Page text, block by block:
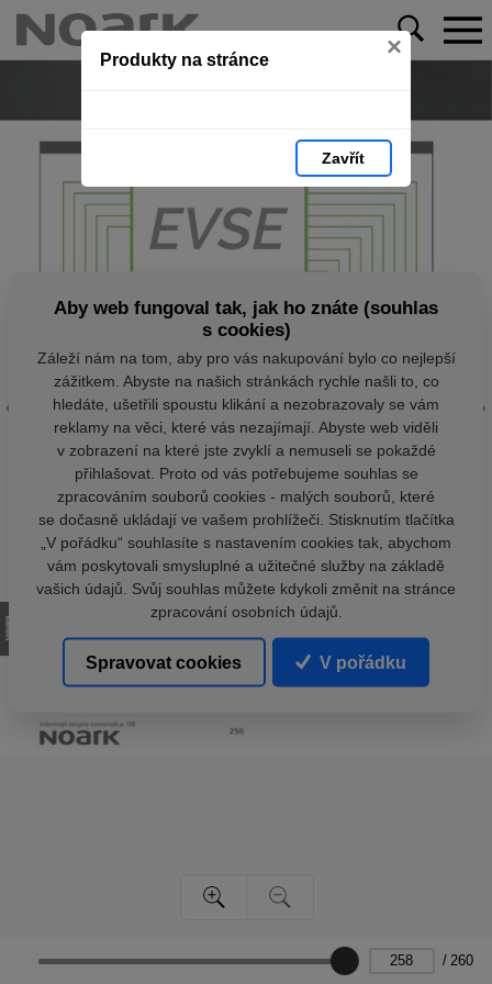
Produkty na stránce ×
Zavřít
/ 260
Aby web fungoval tak, jak ho znáte (souhlas
s cookies)
Záleží nám na tom, aby pro vás nakupování bylo co nejlepší
zážitkem. Abyste na našich stránkách rychle našli to, co
hledáte, ušetřili spoustu klikání a nezobrazovaly se vám
reklamy na věci, které vás nezajímají. Abyste web viděli
v zobrazení na které jste zvyklí a nemuseli se pokaždé
přihlašovat. Proto od vás potřebujeme souhlas se
zpracováním souborů cookies - malých souborů, které
se dočasně ukládají ve vašem prohlížeči. Stisknutím tlačítka
„V pořádku“ souhlasíte s nastavením cookies tak, abychom
vám poskytovali smysluplné a užitečné služby na základě
vašich údajů. Svůj souhlas můžete kdykoli změnit na stránce
zpracování osobních údajů.
Spravovat cookies V pořádku